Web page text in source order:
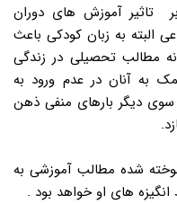
تاثیر آموزش های دوران
به زبان کودکی باعث
مطالب تحصیلی در زندگی
به آنان در عدم ورود به
سوی دیگر بارهای منفی ذهن
شده مطالب آموزشی به
های او خواهد بود .